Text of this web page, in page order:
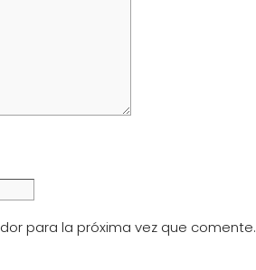
para la próxima vez que comente.